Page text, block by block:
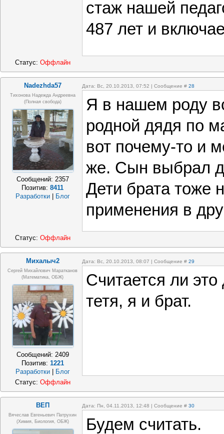
стаж нашей
487 лет и
Статус: Оффлайн
Nadezhda57 Дата: Вс, 20.10.2013, 07:52 | Сообщение # 28
Тихонова Надежда Андреевна
(полная свобода)
Сообщений: 2357
Позитив:8411
Разработки
Блог
Я в нашем роду
родной дядя по
вот почему-то и
же. Сын выбрал
Дети брата тоже
применения в
Статус: Оффлайн
Михалыч2 Дата: Вс, 20.10.2013, 08:07 | Сообщение # 29
Сергей Михайлович Маратканов
(математика, ОБЖ)
Сообщений: 2409
Позитив: 1221
Разработки
Блог
Считается ли
тетя, я и брат.
Статус: Оффлайн
ВЕП Дата: Пн, 04.11.2013, 12:48 | Сообщение # 30
Вячеслав Евгеньевич Патрухин
(Химия, Биология, ОБЖ)
Будем считать.